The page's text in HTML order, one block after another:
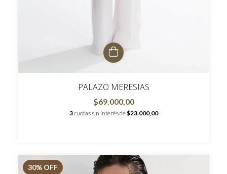
PALAZO MERESIAS
$69.000,00
3cuotas sin interés de$23.000,00
30% OFF